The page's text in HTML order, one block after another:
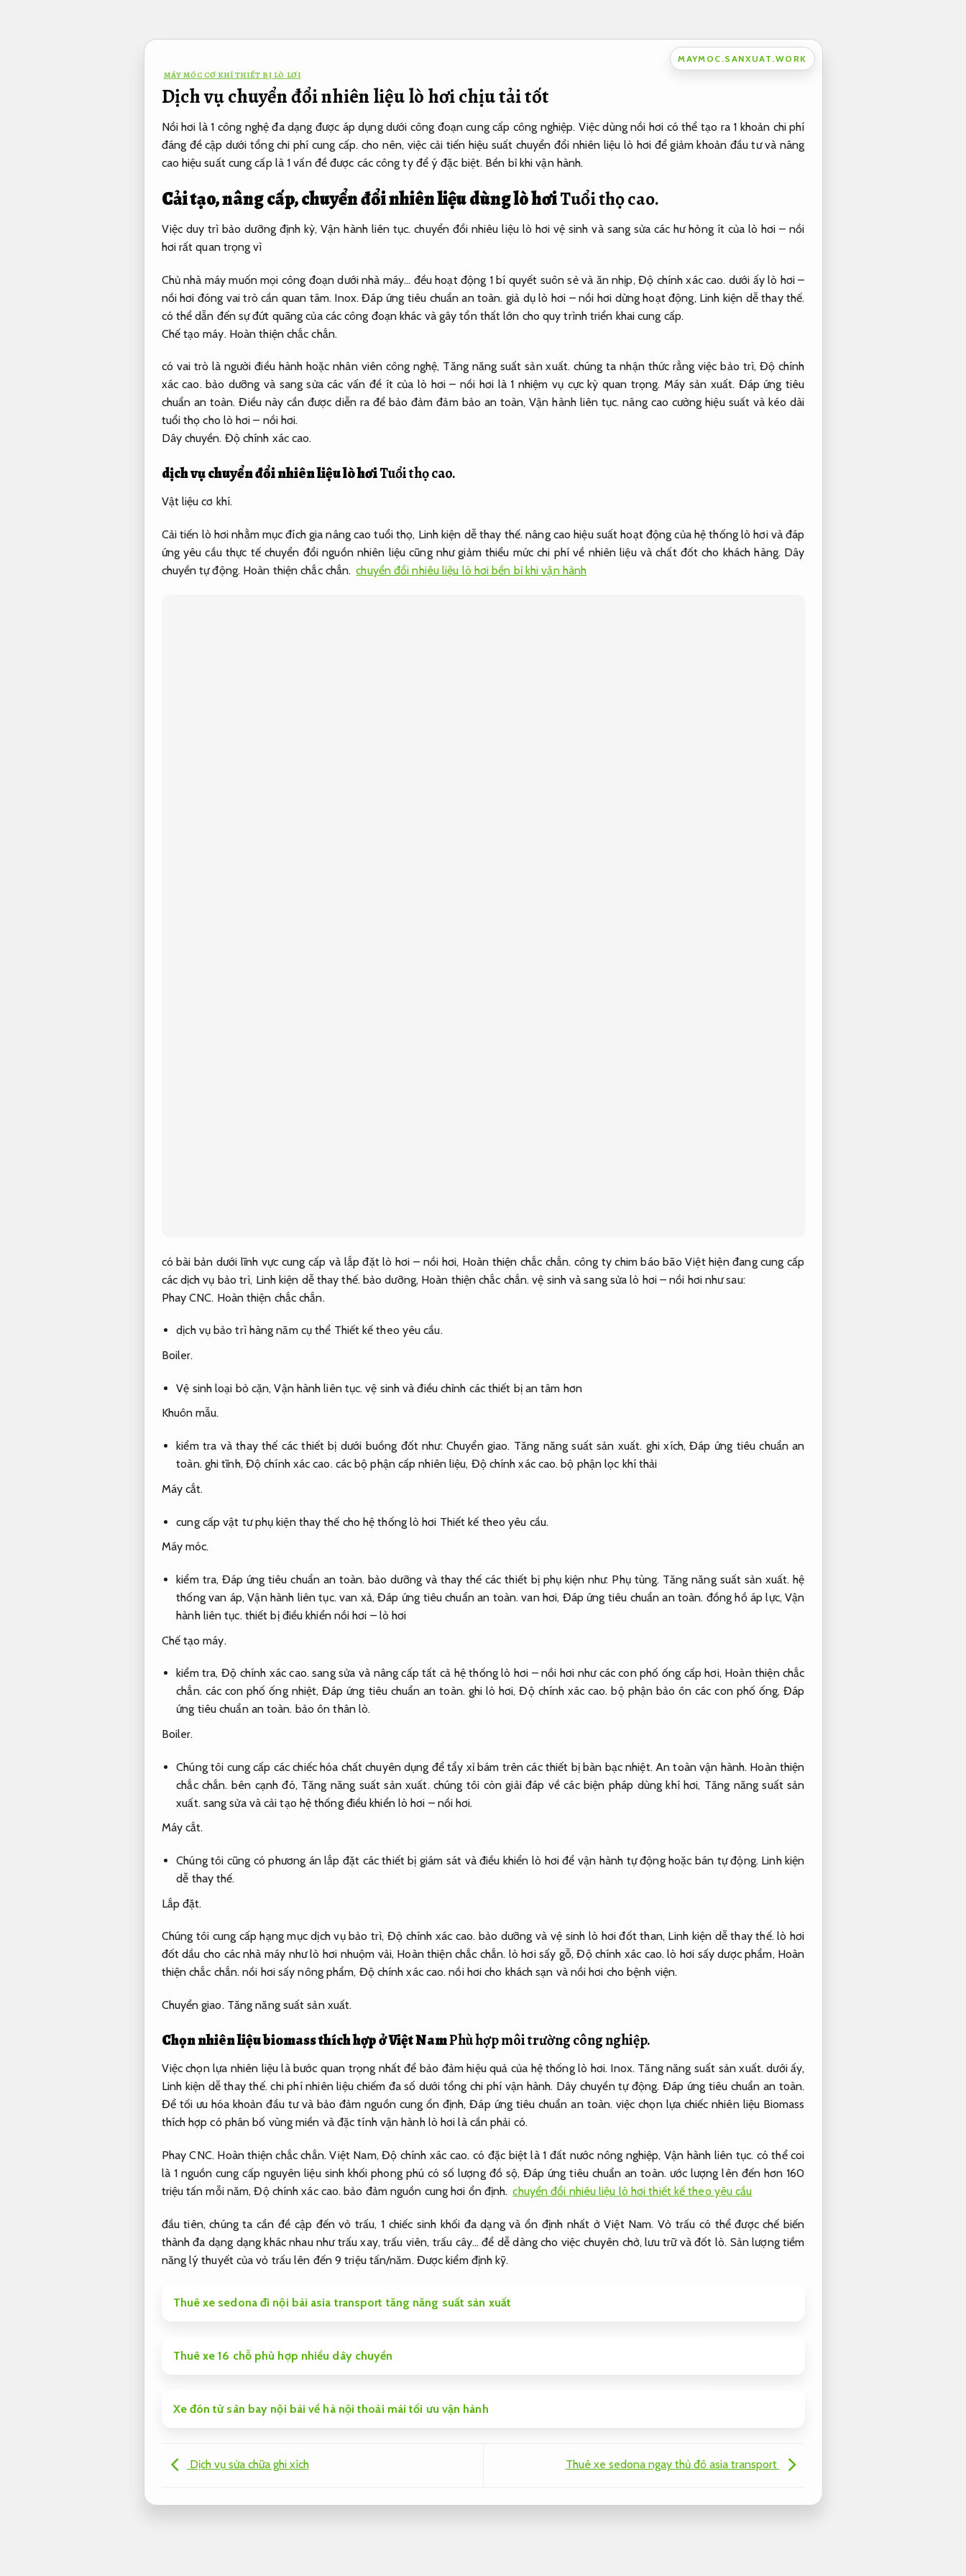
MAYMOC.SANXUAT.WORK
MÁY MÓC CƠ KHÍ THIẾT BỊ LÒ LƠI
Dịch vụ chuyển đổi nhiên liệu lò hơi chịu tải tốt
Nồi hơi là 1 công nghệ đa dạng được áp dụng dưới công đoạn cung cấp công nghiệp. Việc dùng nồi hơi có thể tạo ra 1 khoản chi phí
đáng đề cập dưới tổng chi phí cung cấp. cho nên, việc cải tiến hiệu suất chuyển đổi nhiên liệu lò hơi để giảm khoản đầu tư và nâng
cao hiệu suất cung cấp là 1 vấn đề được các công ty để ý đặc biệt. Bền bỉ khi vận hành.
Cải tạo, nâng cấp, chuyển đổi nhiên liệu dùng lò hơiTuổi thọ cao.
Việc duy trì bảo dưỡng định kỳ,Vận hành liên tục. chuyển đổi nhiêu liệu lò hơi vệ sinh và sang sửa các hư hỏng ít của lò hơi – nồi
hơi rất quan trọng vì
Chủ nhà máy muốn mọi công đoạn dưới nhà máy… đều hoạt động 1 bí quyết suôn sẻ và ăn nhịp, Độ chính xác cao. dưới ấy lò hơi –
nồi hơi đóng vai trò cần quan tâm. Inox. Đáp ứng tiêu chuẩn an toàn. giả dụ lò hơi – nồi hơi dừng hoạt động, Linh kiện dễ thay thế.
có thể dẫn đến sự đứt quãng của các công đoạn khác và gây tổn thất lớn cho quy trình triển khai cung cấp.
Chế tạo máy. Hoàn thiện chắc chắn.
có vai trò là người điều hành hoặc nhân viên công nghệ, Tăng năng suất sản xuất. chúng ta nhận thức rằng việc bảo trì, Độ chính
xác cao.bảo dưỡng và sang sửa các vấn đề ít của lò hơi – nồi hơi là 1 nhiệm vụ cực kỳ quan trọng. Máy sản xuất. Đáp ứng tiêu
chuẩn an toàn. Điều này cần được diễn ra để bảo đảm đảm bảo an toàn,Vận hành liên tục. nâng cao cường hiệu suất và kéo dài
tuổi thọ cho lò hơi – nồi hơi.
Dây chuyền. Độ chính xác cao.
dịch vụ chuyển đổi nhiên liệu lò hơiTuổi thọ cao.
Vật liệu cơ khí.
Cải tiến lò hơi nhằm mục đích gia nâng cao tuổi thọ, Linh kiện dễ thay thế. nâng cao hiệu suất hoạt động của hệ thống lò hơi và đáp
ứng yêu cầu thực tế chuyển đổi nguồn nhiên liệu cũng như giảm thiểu mức chi phí về nhiên liệu và chất đốt cho khách hàng. Dây
chuyền tự động. Hoàn thiện chắc chắn. chuyển đổi nhiêu liệu lò hơi bền bỉ khi vận hành
có bài bản dưới lĩnh vực cung cấp và lắp đặt lò hơi – nồi hơi, Hoàn thiện chắc chắn. công ty chim báo bão Việt hiện đang cung cấp
các dịch vụ bảo trì, Linh kiện dễ thay thế. bảo dưỡng, Hoàn thiện chắc chắn. vệ sinh và sang sửa lò hơi – nồi hơi như sau:
Phay CNC. Hoàn thiện chắc chắn.
dịch vụ bảo trì hàng năm cụ thể Thiết kế theo yêu cầu.
Boiler.
Vệ sinh loại bỏ cặn,Vận hành liên tục. vệ sinh và điều chỉnh các thiết bị an tâm hơn
Khuôn mẫu.
kiểm tra và thay thế các thiết bị dưới buồng đốt như: Chuyển giao. Tăng năng suất sản xuất. ghi xích,Đáp ứng tiêu chuẩn an
toàn.ghi tĩnh, Độ chính xác cao.các bộ phận cấp nhiên liệu, Độ chính xác cao. bộ phận lọc khí thải
Máy cắt.
cung cấp vật tư phụ kiện thay thế cho hệ thống lò hơi Thiết kế theo yêu cầu.
Máy móc.
kiểm tra, Đáp ứng tiêu chuẩn an toàn. bảo dưỡng và thay thế các thiết bị phụ kiện như: Phụ tùng. Tăng năng suất sản xuất. hệ
thống van áp,Vận hành liên tục.van xả,Đáp ứng tiêu chuẩn an toàn. van hơi, Đáp ứng tiêu chuẩn an toàn. đồng hồ áp lực,Vận
hành liên tục.thiết bị điều khiển nồi hơi – lò hơi
Chế tạo máy.
kiểm tra,Độ chính xác cao.sang sửa và nâng cấp tất cả hệ thống lò hơi – nồi hơi như các con phố ống cấp hơi, Hoàn thiện chắc
chắn.các con phố ống nhiệt,Đáp ứng tiêu chuẩn an toàn.ghi lò hơi,Độ chính xác cao. bộ phận bảo ôn các con phố ống,Đáp
ứng tiêu chuẩn an toàn. bảo ôn thân lò.
Boiler.
Chúng tôi cung cấp các chiếc hóa chất chuyên dụng để tẩy xỉ bám trên các thiết bị bàn bạc nhiệt. An toàn vận hành. Hoàn thiện
chắc chắn. bên cạnh đó, Tăng năng suất sản xuất. chúng tôi còn giải đáp về các biện pháp dùng khí hơi, Tăng năng suất sản
xuất. sang sửa và cải tạo hệ thống điều khiển lò hơi – nồi hơi.
Máy cắt.
Chúng tôi cũng có phương án lắp đặt các thiết bị giám sát và điều khiển lò hơi để vận hành tự động hoặc bán tự động. Linh kiện
dễ thay thế.
Lắp đặt.
Chúng tôi cung cấp hạng mục dịch vụ bảo trì,Độ chính xác cao. bảo dưỡng và vệ sinh lò hơi đốt than, Linh kiện dễ thay thế.lò hơi
đốt dầu cho các nhà máy như lò hơi nhuộm vải, Hoàn thiện chắc chắn. lò hơi sấy gỗ,Độ chính xác cao. lò hơi sấy dược phẩm, Hoàn
thiện chắc chắn. nồi hơi sấy nông phẩm, Độ chính xác cao. nồi hơi cho khách sạn và nồi hơi cho bệnh viện.
Chuyển giao. Tăng năng suất sản xuất.
Chọn nhiên liệu biomass thích hợp ở Việt NamPhù hợp môi trường công nghiệp.
Việc chọn lựa nhiên liệu là bước quan trọng nhất để bảo đảm hiệu quả của hệ thống lò hơi. Inox. Tăng năng suất sản xuất. dưới ấy,
Linh kiện dễ thay thế.chi phí nhiên liệu chiếm đa số dưới tổng chi phí vận hành. Dây chuyền tự động. Đáp ứng tiêu chuẩn an toàn.
Để tối ưu hóa khoản đầu tư và bảo đảm nguồn cung ổn định,Đáp ứng tiêu chuẩn an toàn. việc chọn lựa chiếc nhiên liệu Biomass
thích hợp có phân bố vùng miền và đặc tính vận hành lò hơi là cần phải có.
Phay CNC. Hoàn thiện chắc chắn.Việt Nam,Độ chính xác cao. có đặc biệt là 1 đất nước nông nghiệp, Vận hành liên tục. có thể coi
là 1 nguồn cung cấp nguyên liệu sinh khối phong phú có số lượng đồ sộ, Đáp ứng tiêu chuẩn an toàn.ước lượng lên đến hơn 160
triệu tấn mỗi năm,Độ chính xác cao. bảo đảm nguồn cung hơi ổn định. chuyển đổi nhiêu liệu lò hơi thiết kế theo yêu cầu
đầu tiên, chúng ta cần đề cập đến vỏ trấu, 1 chiếc sinh khối đa dạng và ổn định nhất ở Việt Nam. Vỏ trấu có thể được chế biến
thành đa dạng dạng khác nhau như trấu xay, trấu viên, trấu cây… để dễ dàng cho việc chuyên chở, lưu trữ và đốt lò. Sản lượng tiềm
năng lý thuyết của vỏ trấu lên đến 9 triệu tấn/năm. Được kiểm định kỹ.
Thuê xe sedona đi nội bài asia transport tăng năng suất sản xuất
Thuê xe 16 chỗ phù hợp nhiều dây chuyền
Xe đón từ sân bay nội bài về hà nội thoải mái tối ưu vận hành
Dịch vụ sửa chữa ghi xích Thuê xe sedona ngay thủ đô asia transport